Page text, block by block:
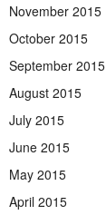
November 2015
October 2015
September 2015
August 2015
July 2015
June 2015
May 2015
April 2015